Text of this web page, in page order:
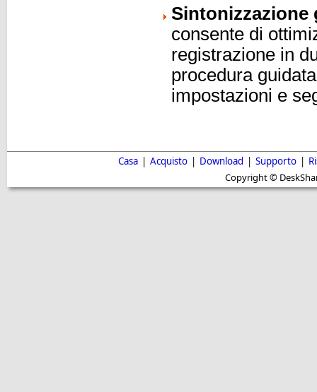
Sintonizzazione
consente di
registrazione in
procedura
impostazioni e
Casa | Acquisto | Download | Supporto |
Copyright ©